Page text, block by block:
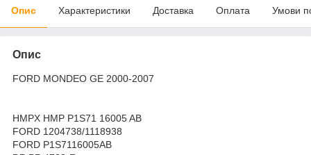
Опис Характеристики Доставка Оплата Умови
Опис
FORD MONDEO GE 2000-2007
HMPX HMP P1S71 16005 AB
FORD 1204738/1118938
FORD P1S7116005AB